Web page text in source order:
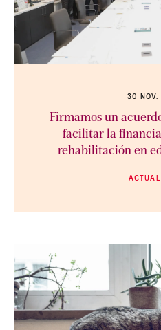
30 NOV.
Firmamos un
facilitar la
rehabilitación en